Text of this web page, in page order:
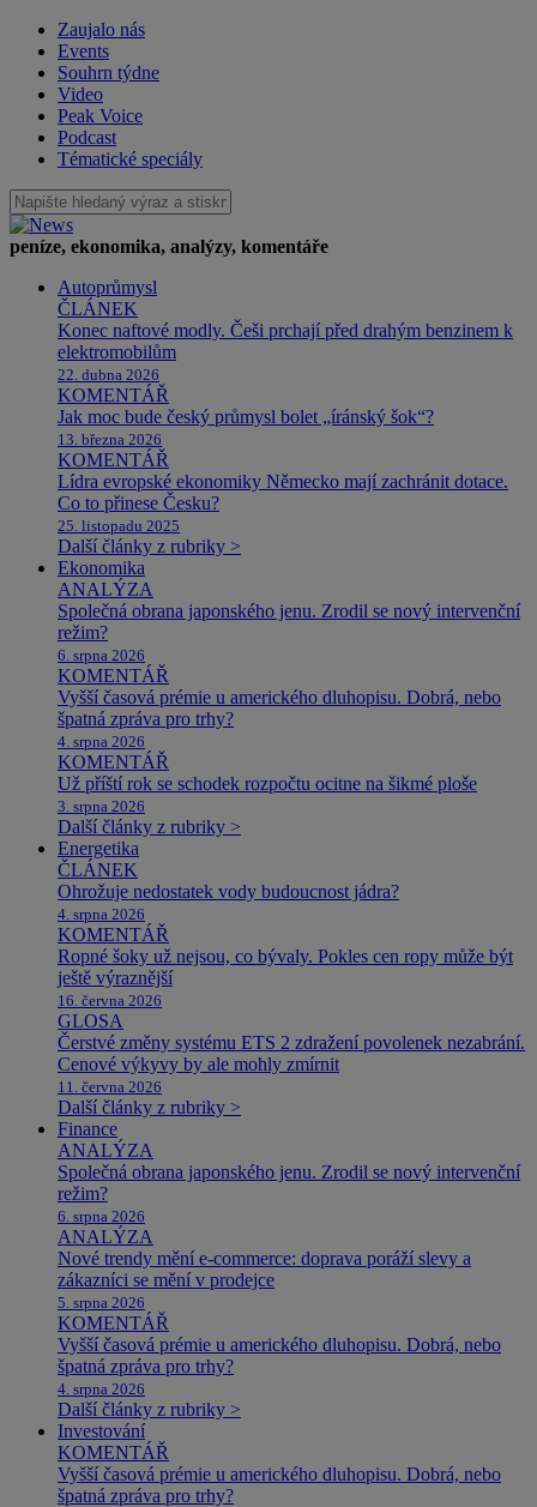
Zaujalo nás
Events
Souhrn týdne
Video
Peak Voice
Podcast
Tématické speciály
peníze, ekonomika, analýzy, komentáře
Autoprůmysl
ČLÁNEK
Konec naftové modly. Češi prchají před drahým benzinem k
elektromobilům
22. dubna 2026
KOMENTÁŘ
Jak moc bude český průmysl bolet „íránský šok“?
13. března 2026
KOMENTÁŘ
Lídra evropské ekonomiky Německo mají zachránit dotace.
Co to přinese Česku?
25. listopadu 2025
Další články z rubriky >
Ekonomika
ANALÝZA
Společná obrana japonského jenu. Zrodil se nový intervenční
režim?
6. srpna 2026
KOMENTÁŘ
Vyšší časová prémie u amerického dluhopisu. Dobrá, nebo
špatná zpráva pro trhy?
4. srpna 2026
KOMENTÁŘ
Už příští rok se schodek rozpočtu ocitne na šikmé ploše
3. srpna 2026
Další články z rubriky >
Energetika
ČLÁNEK
Ohrožuje nedostatek vody budoucnost jádra?
4. srpna 2026
KOMENTÁŘ
Ropné šoky už nejsou, co bývaly. Pokles cen ropy může být
ještě výraznější
16. června 2026
GLOSA
Čerstvé změny systému ETS 2 zdražení povolenek nezabrání.
Cenové výkyvy by ale mohly zmírnit
11. června 2026
Další články z rubriky >
Finance
ANALÝZA
Společná obrana japonského jenu. Zrodil se nový intervenční
režim?
6. srpna 2026
ANALÝZA
Nové trendy mění e-commerce: doprava poráží slevy a
zákazníci se mění v prodejce
5. srpna 2026
KOMENTÁŘ
Vyšší časová prémie u amerického dluhopisu. Dobrá, nebo
špatná zpráva pro trhy?
4. srpna 2026
Další články z rubriky >
Investování
KOMENTÁŘ
Vyšší časová prémie u amerického dluhopisu. Dobrá, nebo
špatná zpráva pro trhy?